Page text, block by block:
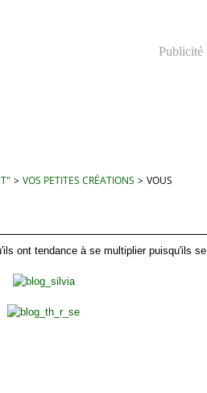
Publicité
> VOS PETITES CRÉATIONS > VOUS
ont tendance à se multiplier puisqu'ils se